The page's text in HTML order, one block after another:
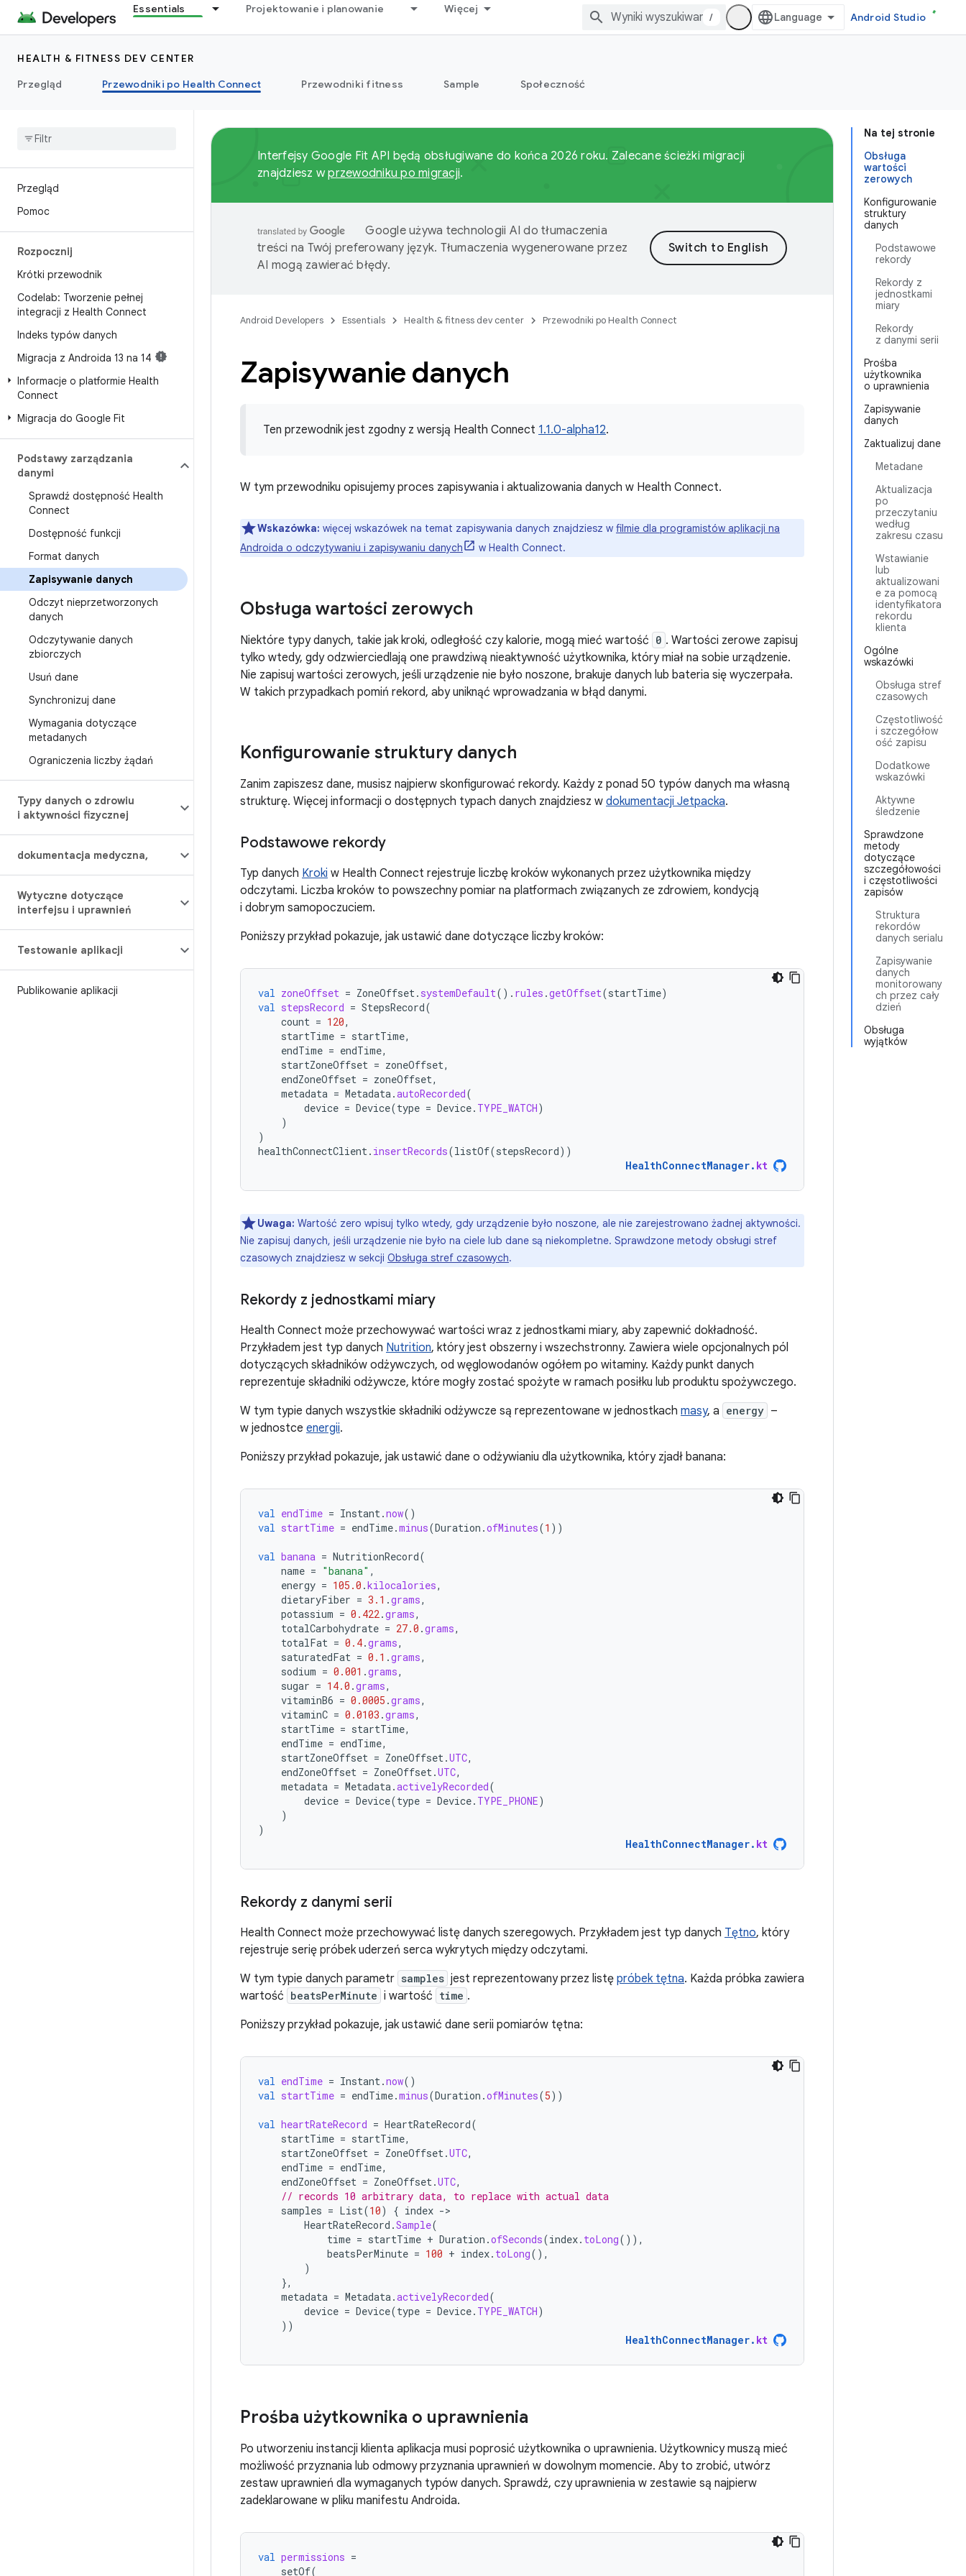
Essentials Projektowanie i planowanie Więcej
/ Android Studio
HEALTH & FITNESS DEV CENTER
Przegląd
Przewodniki po Health Connect Przewodniki fitness Sample Społeczność
Przegląd
Pomoc
Rozpocznij
Krótki przewodnik
Codelab: Tworzenie pełnej
integracji z Health Connect
Indeks typów danych
Migracja z Androida 13 na 14
Informacje o platformie Health
Connect
Migracja do Google Fit
Podstawy zarządzania
danymi
Sprawdź dostępność Health
Connect
Dostępność funkcji
Format danych
Zapisywanie danych
Odczyt nieprzetworzonych
danych
Odczytywanie danych
zbiorczych
Usuń dane
Synchronizuj dane
Wymagania dotyczące
metadanych
Ograniczenia liczby żądań
Typy danych o zdrowiu
i aktywności fizycznej
dokumentacja medyczna,
Wytyczne dotyczące
interfejsu i uprawnień
Testowanie aplikacji
Publikowanie aplikacji
Na tej stronie
Obsługa
wartości
zerowych
Konfigurowanie
struktury
danych
Podstawowe
rekordy
Rekordy z
jednostkami
miary
Rekordy
z danymi serii
Prośba
użytkownika
o uprawnienia
Zapisywanie
danych
Zaktualizuj dane
Metadane
Aktualizacja
po
przeczytaniu
według
zakresu czasu
Wstawianie
lub
aktualizowani
e za pomocą
identyfikatora
rekordu
klienta
Ogólne
wskazówki
Obsługa stref
czasowych
Częstotliwość
i szczegółow
ość zapisu
Dodatkowe
wskazówki
Aktywne
śledzenie
Sprawdzone
metody
dotyczące
szczegółowości
i częstotliwości
zapisów
Struktura
rekordów
danych serialu
Zapisywanie
danych
monitorowany
ch przez cały
dzień
Obsługa
wyjątków
Interfejsy Google Fit API będą obsługiwane do końca 2026 roku. Zalecane ścieżki migracji
znajdziesz wprzewodniku po migracji.
Google używa technologii AI do tłumaczenia
treści na Twój preferowany język. Tłumaczenia wygenerowane przez
AI mogą zawierać błędy.
Android Developers Essentials Health & fitness dev center Przewodniki po Health Connect
Zapisywanie danych
Ten przewodnik jest zgodny z wersją Health Connect 1.1.0-alpha12.
W tym przewodniku opisujemy proces zapisywania i aktualizowania danych w Health Connect.
Wskazówka: więcej wskazówek na temat zapisywania danych znajdziesz w filmie dla programistów aplikacji na
Androida o odczytywaniu i zapisywaniu danych
w Health Connect.
Obsługa wartości zerowych
Niektóre typy danych, takie jak kroki, odległość czy kalorie, mogą mieć wartość 0 . Wartości zerowe zapisuj
tylko wtedy, gdy odzwierciedlają one prawdziwą nieaktywność użytkownika, który miał na sobie urządzenie.
Nie zapisuj wartości zerowych, jeśli urządzenie nie było noszone, brakuje danych lub bateria się wyczerpała.
W takich przypadkach pomiń rekord, aby uniknąć wprowadzania w błąd danymi.
Konfigurowanie struktury danych
Zanim zapiszesz dane, musisz najpierw skonfigurować rekordy. Każdy z ponad 50 typów danych ma własną
strukturę. Więcej informacji o dostępnych typach danych znajdziesz w dokumentacji Jetpacka.
Podstawowe rekordy
Typ danych Kroki w Health Connect rejestruje liczbę kroków wykonanych przez użytkownika między
odczytami. Liczba kroków to powszechny pomiar na platformach związanych ze zdrowiem, kondycją
i dobrym samopoczuciem.
Poniższy przykład pokazuje, jak ustawić dane dotyczące liczby kroków:
val zoneOffset = ZoneOffset. systemDefault(). rules .getOffset(startTime)
val stepsRecord = StepsRecord(
count = 120,
startTime = startTime,
endTime = endTime,
startZoneOffset = zoneOffset,
endZoneOffset = zoneOffset,
metadata = Metadata.autoRecorded(
device = Device(type = Device. TYPE_WATCH)
)
)
healthConnectClient. insertRecords(listOf(stepsRecord))
HealthConnectManager. kt
Uwaga: Wartość zero wpisuj tylko wtedy, gdy urządzenie było noszone, ale nie zarejestrowano żadnej aktywności.
Nie zapisuj danych, jeśli urządzenie nie było na ciele lub dane są niekompletne. Sprawdzone metody obsługi stref
czasowych znajdziesz w sekcji Obsługa stref czasowych.
Rekordy z jednostkami miary
Health Connect może przechowywać wartości wraz z jednostkami miary, aby zapewnić dokładność.
Przykładem jest typ danych Nutrition, który jest obszerny i wszechstronny. Zawiera wiele opcjonalnych pól
dotyczących składników odżywczych, od węglowodanów ogółem po witaminy. Każdy punkt danych
reprezentuje składniki odżywcze, które mogły zostać spożyte w ramach posiłku lub produktu spożywczego.
W tym typie danych wszystkie składniki odżywcze są reprezentowane w jednostkach masy, a energy –
w jednostce energii.
Poniższy przykład pokazuje, jak ustawić dane o odżywianiu dla użytkownika, który zjadł banana:
val endTime = Instant.now()
val startTime = endTime.minus(Duration .ofMinutes(1 ))
val banana = NutritionRecord(
name = "banana" ,
energy = 105.0 .kilocalories,
dietaryFiber = 3.1 .grams,
potassium = 0.422.grams,
totalCarbohydrate = 27.0 .grams,
totalFat = 0.4.grams,
saturatedFat = 0.1 .grams,
sodium = 0.001 .grams,
sugar = 14.0 .grams,
vitaminB6 = 0.0005 .grams,
vitaminC = 0.0103 .grams,
startTime = startTime,
endTime = endTime,
startZoneOffset = ZoneOffset.UTC,
endZoneOffset = ZoneOffset.UTC,
metadata = Metadata.activelyRecorded(
device = Device(type = Device. TYPE_PHONE)
)
)
HealthConnectManager. kt
Rekordy z danymi serii
Health Connect może przechowywać listę danych szeregowych. Przykładem jest typ danych Tętno, który
rejestruje serię próbek uderzeń serca wykrytych między odczytami.
W tym typie danych parametr samples jest reprezentowany przez listę próbek tętna. Każda próbka zawiera
wartość beatsPerMinute i wartość time .
Poniższy przykład pokazuje, jak ustawić dane serii pomiarów tętna:
val endTime = Instant.now()
val startTime = endTime.minus(Duration .ofMinutes(5))
val heartRateRecord = HeartRateRecord(
startTime = startTime,
startZoneOffset = ZoneOffset.UTC,
endTime = endTime,
endZoneOffset = ZoneOffset.UTC,
// records 10 arbitrary data, to replace with actual data
samples = List(10) { index -
HeartRateRecord .Sample(
time = startTime + Duration .ofSeconds(index. toLong()),
beatsPerMinute = 100 + index. toLong(),
)
},
metadata = Metadata.activelyRecorded(
device = Device(type = Device. TYPE_WATCH)
))
HealthConnectManager. kt
Prośba użytkownika o uprawnienia
Po utworzeniu instancji klienta aplikacja musi poprosić użytkownika o uprawnienia. Użytkownicy muszą mieć
możliwość przyznania lub odmowy przyznania uprawnień w dowolnym momencie. Aby to zrobić, utwórz
zestaw uprawnień dla wymaganych typów danych. Sprawdź, czy uprawnienia w zestawie są najpierw
zadeklarowane w pliku manifestu Androida.
val permissions =
setOf(